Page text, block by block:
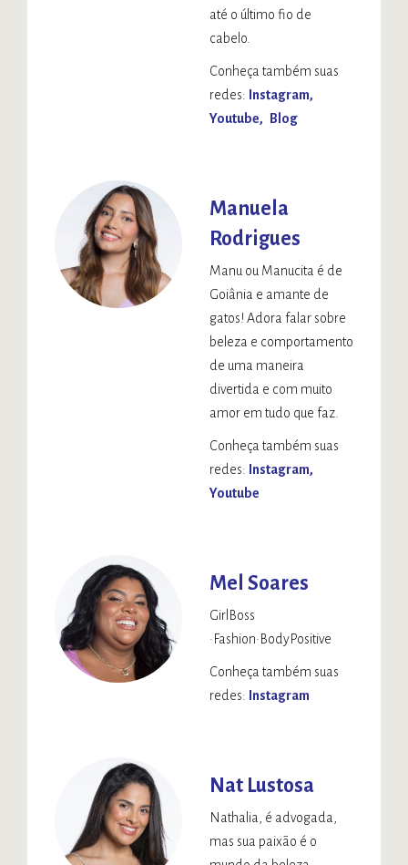
até o último fio de
cabelo.
Conheça também suas
redes: Instagram
Youtube
Blog
Manuela
Rodrigues
Manu ou Manucita é de
Goiânia e amante de
gatos! Adora falar sobre
beleza e comportamento
de uma maneira
divertida e com muito
amor em tudo que faz.
Conheça também suas
redes: Instagram
Youtube
Mel Soares
GirlBoss
•Fashion•BodyPositive
Conheça também suas
redes: Instagram
Nat Lustosa
Nathalia, é advogada,
mas sua paixão é o